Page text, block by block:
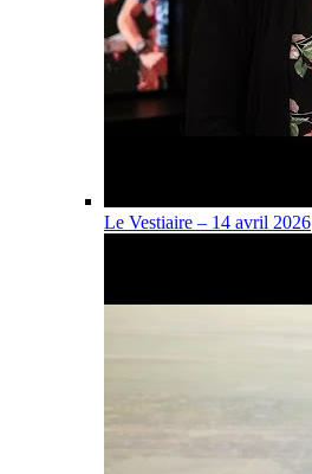
Le Vestiaire – 14 avril 2026